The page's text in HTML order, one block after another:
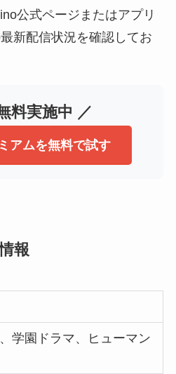
公式ページまたはアプリ
新配信状況を確認してお
料実施中 ／
アムを無料で試す
報
学園ドラマ、ヒューマン